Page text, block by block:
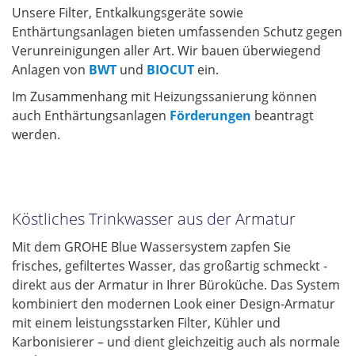
Kontakt
Impressum
Unsere Filter, Entkalkungsgeräte sowie
Enthärtungsanlagen bieten umfassenden Schutz gegen
Verunreinigungen aller Art. Wir bauen überwiegend
Anlagen von BWT und BIOCUT ein.
Im Zusammenhang mit Heizungssanierung können
auch Enthärtungsanlagen Förderungen beantragt
werden.
Köstliches Trinkwasser aus der Armatur
Mit dem GROHE Blue Wassersystem zapfen Sie
frisches, gefiltertes Wasser, das großartig schmeckt -
direkt aus der Armatur in Ihrer Büroküche. Das System
kombiniert den modernen Look einer Design-Armatur
mit einem leistungsstarken Filter, Kühler und
Karbonisierer – und dient gleichzeitig auch als normale